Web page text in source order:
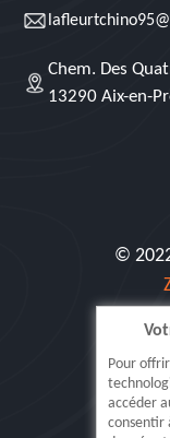
Chem. Des
13290 Aix-en-
©
Pour
accéder
consentir